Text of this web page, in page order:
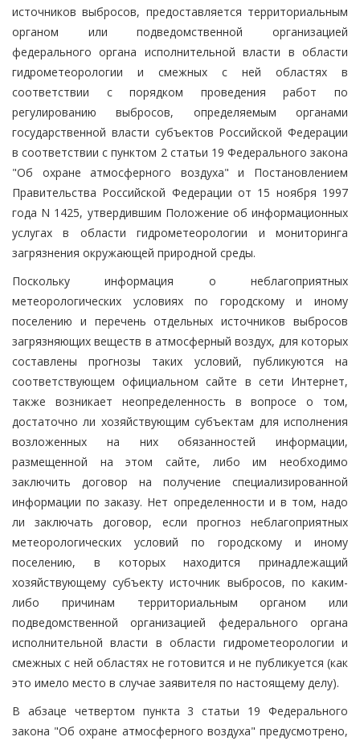
источников выбросов, предоставляется территориальным
органом или подведомственной организацией
федерального органа исполнительной власти в области
гидрометеорологии и смежных с ней областях в
соответствии с порядком проведения работ по
регулированию выбросов, определяемым органами
государственной власти субъектов Российской Федерации
в соответствии с пунктом 2 статьи 19 Федерального закона
"Об охране атмосферного воздуха" и Постановлением
Правительства Российской Федерации от 15 ноября 1997
года N 1425, утвердившим Положение об информационных
услугах в области гидрометеорологии и мониторинга
загрязнения окружающей природной среды.
Поскольку информация о неблагоприятных
метеорологических условиях по городскому и иному
поселению и перечень отдельных источников выбросов
загрязняющих веществ в атмосферный воздух, для которых
составлены прогнозы таких условий, публикуются на
соответствующем официальном сайте в сети Интернет,
также возникает неопределенность в вопросе о том,
достаточно ли хозяйствующим субъектам для исполнения
возложенных на них обязанностей информации,
размещенной на этом сайте, либо им необходимо
заключить договор на получение специализированной
информации по заказу. Нет определенности и в том, надо
ли заключать договор, если прогноз неблагоприятных
метеорологических условий по городскому и иному
поселению, в которых находится принадлежащий
хозяйствующему субъекту источник выбросов, по каким-
либо причинам территориальным органом или
подведомственной организацией федерального органа
исполнительной власти в области гидрометеорологии и
смежных с ней областях не готовится и не публикуется (как
это имело место в случае заявителя по настоящему делу).
В абзаце четвертом пункта 3 статьи 19 Федерального
закона "Об охране атмосферного воздуха" предусмотрено,